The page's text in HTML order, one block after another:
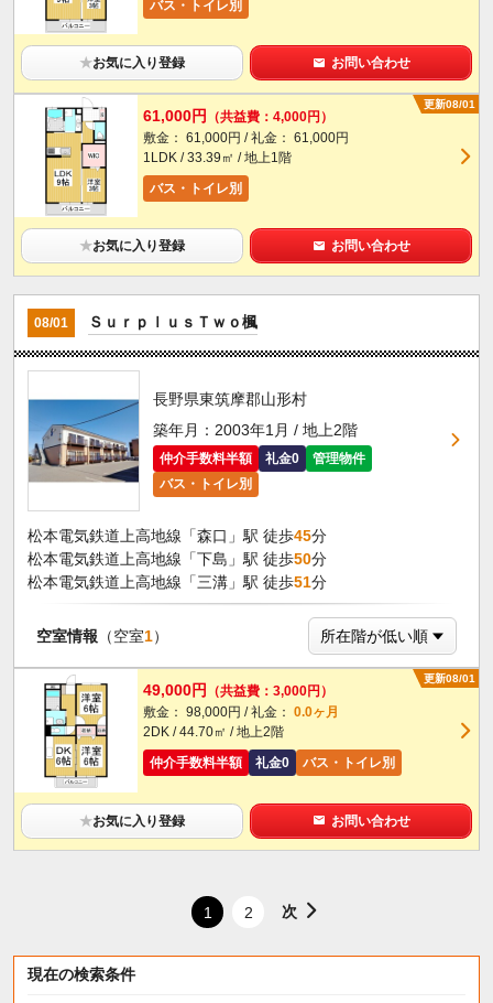
バス・トイレ別
★お気に入り登録 お問い合わせ
更新08/01
61,000円
（共益費：4,000円）
敷金： 61,000円 / 礼金： 61,000円
1LDK / 33.39㎡ / 地上1階
バス・トイレ別
★お気に入り登録 お問い合わせ
08/01 ＳｕｒｐｌｕｓＴｗｏ楓
長野県東筑摩郡山形村
築年月：2003年1月 / 地上2階
仲介手数料半額 礼金0
管理物件
バス・トイレ別
松本電気鉄道上高地線「森口」駅 徒歩45分
松本電気鉄道上高地線「下島」駅 徒歩50分
松本電気鉄道上高地線「三溝」駅 徒歩51分
空室情報 （空室1）
更新08/01
49,000円
（共益費：3,000円）
敷金： 98,000円 / 礼金： 0.0ヶ月
2DK / 44.70㎡ / 地上2階
仲介手数料半額
礼金0 バス・トイレ別
★お気に入り登録 お問い合わせ
1 2 次
現在の検索条件